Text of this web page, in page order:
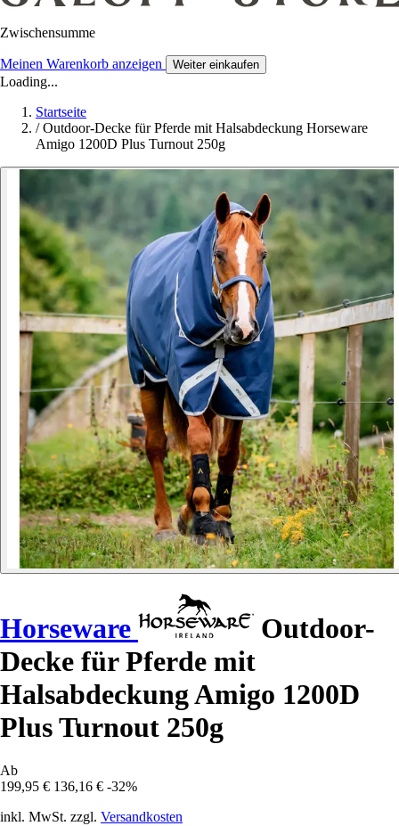
Zwischensumme
Meinen Warenkorb anzeigen Weiter einkaufen
Loading...
Startseite
/ Outdoor-Decke für Pferde mit Halsabdeckung Horseware
Amigo 1200D Plus Turnout 250g
Horseware
Outdoor-
Decke für Pferde mit
Halsabdeckung Amigo 1200D
Plus Turnout 250g
Ab
199,95 € 136,16 € -32%
inkl. MwSt. zzgl. Versandkosten